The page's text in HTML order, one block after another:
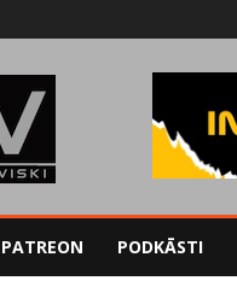
PATREON PODKĀSTI